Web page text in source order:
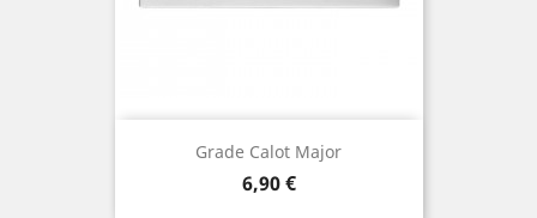
Grade Calot Major
Prix
6,90 €